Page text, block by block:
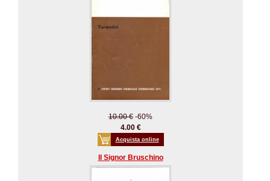
10.00 € -60%
4.00 €
Acquista online
Il Signor Bruschino